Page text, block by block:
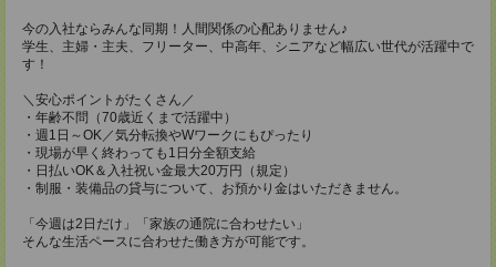
今の入社ならみんな同期！人間関係の心配ありません♪
学生、主婦・主夫、フリーター、中高年、シニアなど幅広い世代が活躍中で
す！
＼安心ポイントがたくさん／
・年齢不問（70歳近くまで活躍中）
・週1日～OK／気分転換やWワークにもぴったり
・現場が早く終わっても1日分全額支給
・日払いOK＆入社祝い金最大20万円（規定）
・制服・装備品の貸与について、お預かり金はいただきません。
「今週は2日だけ」「家族の通院に合わせたい」
そんな生活ペースに合わせた働き方が可能です。